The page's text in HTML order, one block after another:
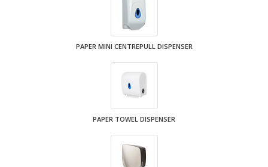
PAPER MINI CENTREPULL DISPENSER
PAPER TOWEL DISPENSER